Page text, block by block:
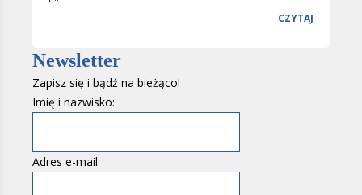
CZYTAJ
Newsletter
Zapisz się i bądź na bieżąco!
Imię i nazwisko:
Adres e-mail: